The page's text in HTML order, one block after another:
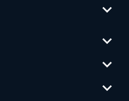



